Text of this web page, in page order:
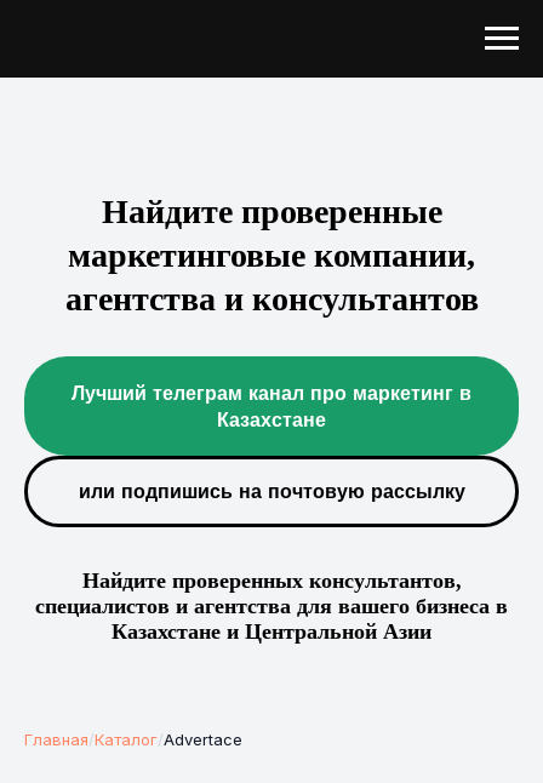
Найдите проверенные
маркетинговые компании,
агентства и консультантов
Лучший телеграм канал про маркетинг в
Казахстане
или подпишись на почтовую рассылку
Найдите проверенных консультантов,
специалистов и агентства для вашего бизнеса в
Казахстане и Центральной Азии
Главная/Каталог/Advertace